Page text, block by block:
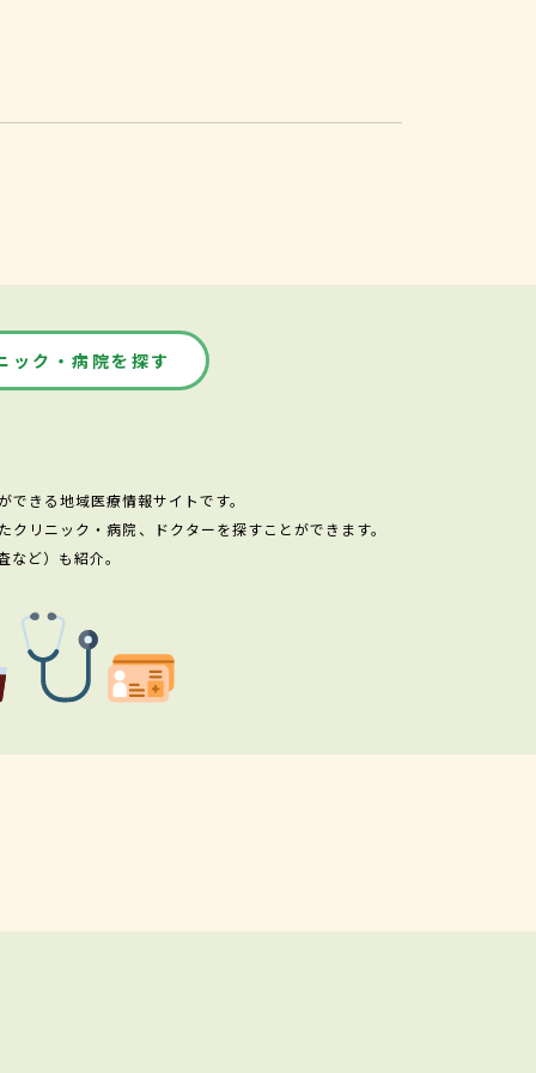
ック・病院を探す
きる地域医療情報サイトです。
リニック・病院、ドクターを探すことができます。
ど）も紹介。